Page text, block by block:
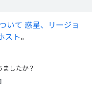
いて 惑星、リージョ
スト。
ましたか？